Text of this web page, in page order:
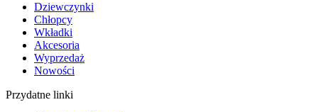
Dziewczynki
Chłopcy
Wkładki
Akcesoria
Wyprzedaż
Nowości
Przydatne linki